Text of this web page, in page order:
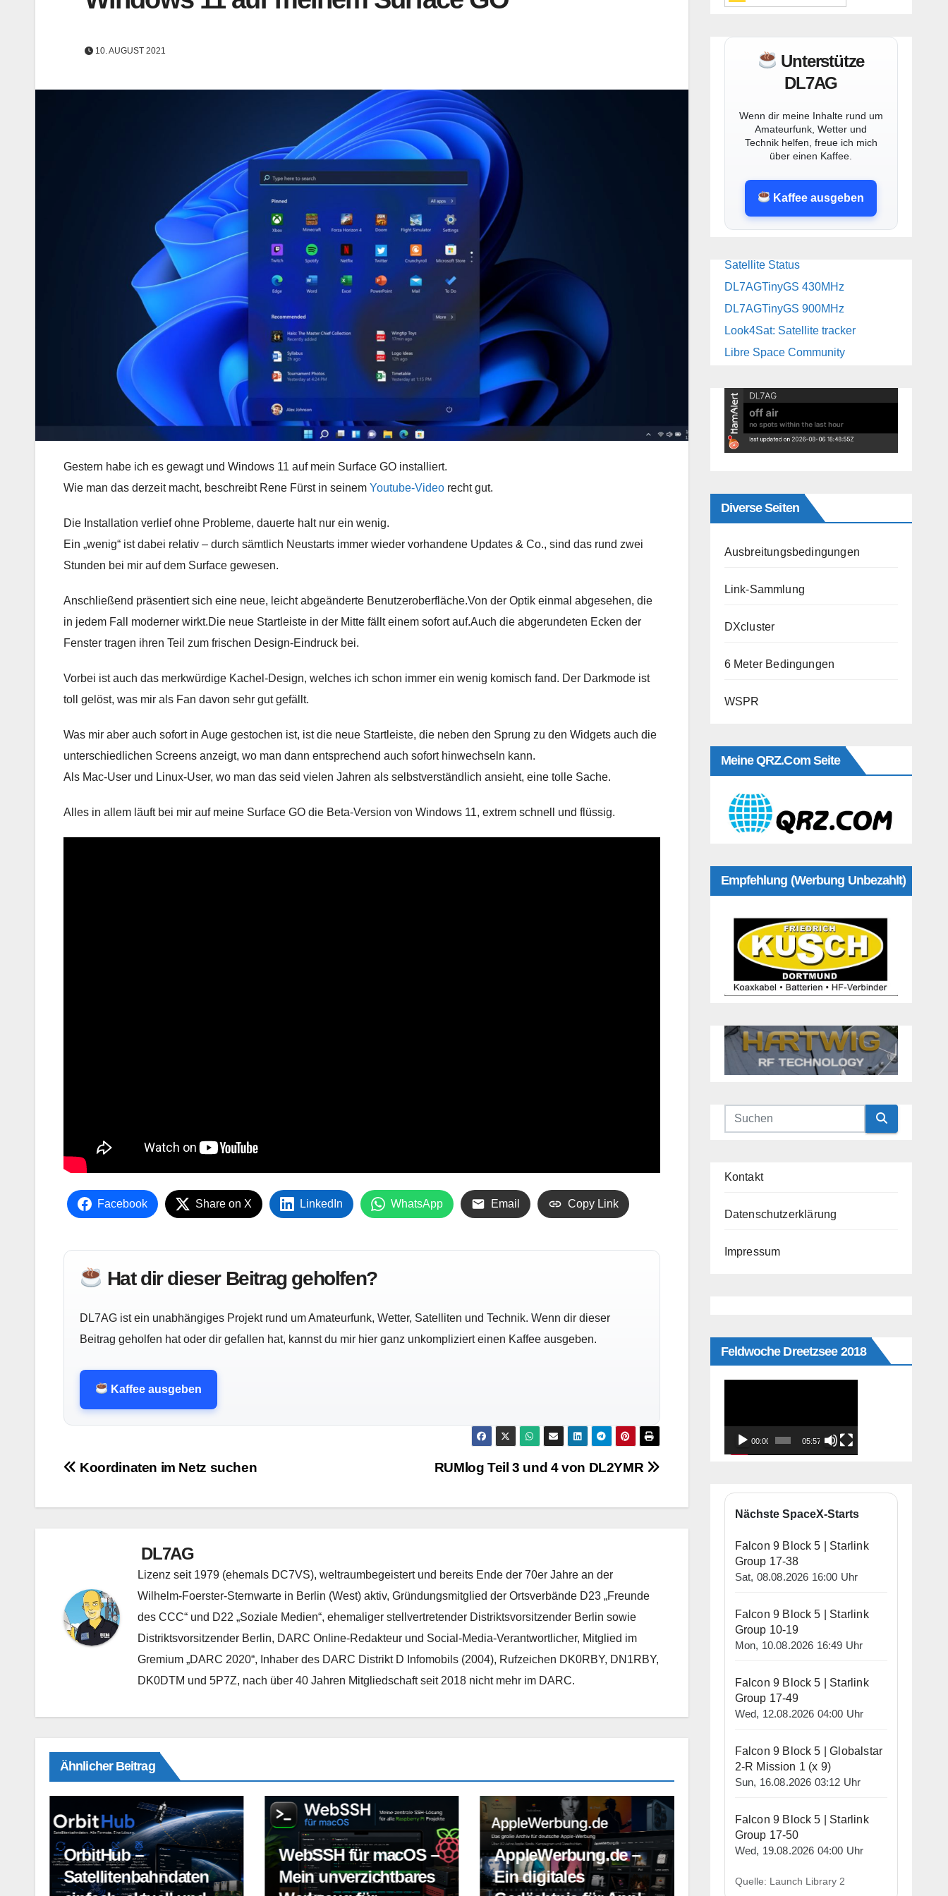
10. AUGUST 2021
Gestern habe ich es gewagt und Windows 11 auf mein Surface GO installiert.
Wie man das derzeit macht, beschreibt Rene Fürst in seinem Youtube-Video recht gut.
Die Installation verlief ohne Probleme, dauerte halt nur ein wenig.
Ein „wenig“ ist dabei relativ – durch sämtlich Neustarts immer wieder vorhandene Updates & Co., sind das rund zwei
Stunden bei mir auf dem Surface gewesen.
Anschließend präsentiert sich eine neue, leicht abgeänderte Benutzeroberfläche.Von der Optik einmal abgesehen, die
in jedem Fall moderner wirkt.Die neue Startleiste in der Mitte fällt einem sofort auf.Auch die abgerundeten Ecken der
Fenster tragen ihren Teil zum frischen Design-Eindruck bei.
Vorbei ist auch das merkwürdige Kachel-Design, welches ich schon immer ein wenig komisch fand. Der Darkmode ist
toll gelöst, was mir als Fan davon sehr gut gefällt.
Was mir aber auch sofort in Auge gestochen ist, ist die neue Startleiste, die neben den Sprung zu den Widgets auch die
unterschiedlichen Screens anzeigt, wo man dann entsprechend auch sofort hinwechseln kann.
Als Mac-User und Linux-User, wo man das seid vielen Jahren als selbstverständlich ansieht, eine tolle Sache.
Alles in allem läuft bei mir auf meine Surface GO die Beta-Version von Windows 11, extrem schnell und flüssig.
Facebook Share on X LinkedIn WhatsApp Email Copy Link
Hat dir dieser Beitrag geholfen?
DL7AG ist ein unabhängiges Projekt rund um Amateurfunk, Wetter, Satelliten und Technik. Wenn dir dieser
Beitrag geholfen hat oder dir gefallen hat, kannst du mir hier ganz unkompliziert einen Kaffee ausgeben.
Kaffee ausgeben
Beitragsnavigation RUMlog Teil 3 und 4 von DL2YMR
Koordinaten im Netz suchen
DL7AG
Lizenz seit 1979 (ehemals DC7VS), weltraumbegeistert und bereits Ende der 70er Jahre an der
Wilhelm-Foerster-Sternwarte in Berlin (West) aktiv, Gründungsmitglied der Ortsverbände D23 „Freunde
des CCC“ und D22 „Soziale Medien“, ehemaliger stellvertretender Distriktsvorsitzender Berlin sowie
Distriktsvorsitzender Berlin, DARC Online-Redakteur und Social-Media-Verantwortlicher, Mitglied im
Gremium „DARC 2020“, Inhaber des DARC Distrikt D Infomobils (2004), Rufzeichen DK0RBY, DN1RBY,
DK0DTM und 5P7Z, nach über 40 Jahren Mitgliedschaft seit 2018 nicht mehr im DARC.
Ähnlicher Beitrag
OrbitHub –
Satellitenbahndaten
WebSSH für macOS –
Mein unverzichtbares
AppleWerbung.de –
Ein digitales
Mole für macOS –
Endlich eine Mac-App,
Unterstütze
DL7AG
Wenn dir meine Inhalte rund um
Amateurfunk, Wetter und
Technik helfen, freue ich mich
über einen Kaffee.
Kaffee ausgeben
Satellite Status
DL7AGTinyGS 430MHz
DL7AGTinyGS 900MHz
Look4Sat: Satellite tracker
Libre Space Community
Diverse Seiten
Ausbreitungsbedingungen
Link-Sammlung
DXcluster
6 Meter Bedingungen
WSPR
Meine QRZ.com Seite
Empfehlung (Werbung Unbezahlt)
Kontakt
Datenschutzerklärung
Impressum
Feldwoche Dreetzsee 2018
00:00 05:57
Nächste SpaceX-Starts
Falcon 9 Block 5 | Starlink
Group 17-38
Sat, 08.08.2026 16:00 Uhr
Falcon 9 Block 5 | Starlink
Group 10-19
Mon, 10.08.2026 16:49 Uhr
Falcon 9 Block 5 | Starlink
Group 17-49
Wed, 12.08.2026 04:00 Uhr
Falcon 9 Block 5 | Globalstar
2-R Mission 1 (x 9)
Sun, 16.08.2026 03:12 Uhr
Falcon 9 Block 5 | Starlink
Group 17-50
Wed, 19.08.2026 04:00 Uhr
Quelle: Launch Library 2